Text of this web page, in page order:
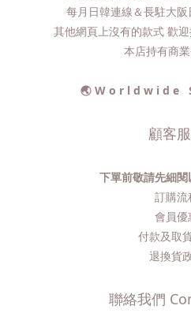
每月日韓連線＆長駐大阪
其他網頁上沒有的款式 歡
本店持有商
🌏 W o r l d w i d e
顧客
下單前敬請先細
訂購流
會員優
付款及取
退換貨
聯絡我們